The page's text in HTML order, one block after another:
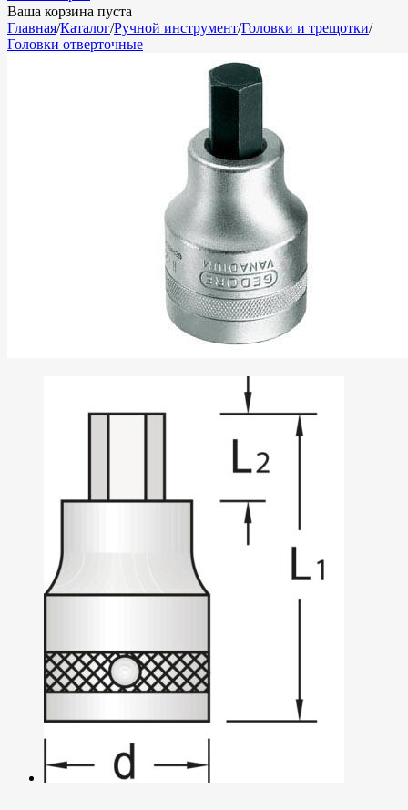
Ваша корзина пуста
Главная/Каталог/Ручной инструмент/Головки и трещотки/
Головки отверточные